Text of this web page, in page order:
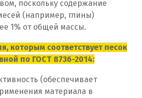
поскольку содержание
(например, глины)
1% от общей массы.
которым соответствует песок
по ГОСТ 8736-2014:
(обеспечивает
материала в